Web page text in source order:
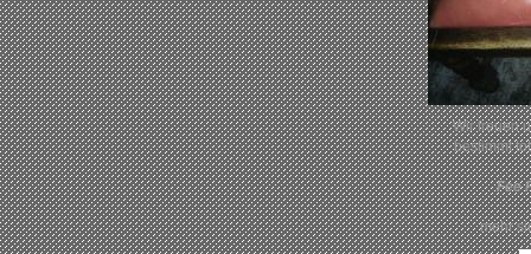
Wir freuen
bestimmt
Fee
mehr